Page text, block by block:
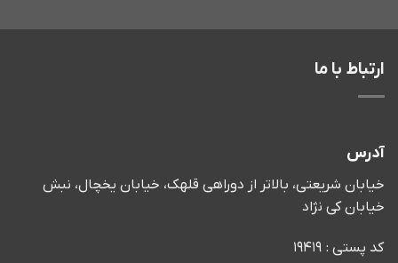
ارتباط با ما
آدرس
خیابان شریعتی، بالاتر از دوراهی قلهک، خیابان یخچال، نبش
خیابان کی نژاد
کد پستی : 19419